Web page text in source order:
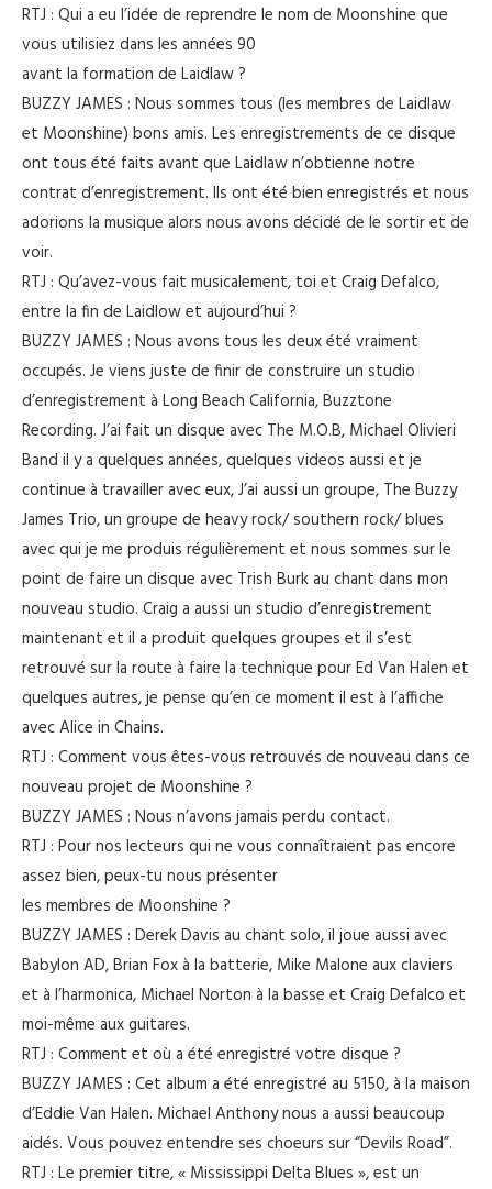
RTJ : Qui a eu l’idée de reprendre le nom de Moonshine que
vous utilisiez dans les années 90
avant la formation de Laidlaw ?
BUZZY JAMES : Nous sommes tous (les membres de Laidlaw
et Moonshine) bons amis. Les enregistrements de ce disque
ont tous été faits avant que Laidlaw n’obtienne notre
contrat d’enregistrement. Ils ont été bien enregistrés et nous
adorions la musique alors nous avons décidé de le sortir et de
voir.
RTJ : Qu’avez-vous fait musicalement, toi et Craig Defalco,
entre la fin de Laidlow et aujourd’hui ?
BUZZY JAMES : Nous avons tous les deux été vraiment
occupés. Je viens juste de finir de construire un studio
d’enregistrement à Long Beach California, Buzztone
Recording. J’ai fait un disque avec The M.O.B, Michael Olivieri
Band il y a quelques années, quelques videos aussi et je
continue à travailler avec eux, J’ai aussi un groupe, The Buzzy
James Trio, un groupe de heavy rock/ southern rock/ blues
avec qui je me produis régulièrement et nous sommes sur le
point de faire un disque avec Trish Burk au chant dans mon
nouveau studio. Craig a aussi un studio d’enregistrement
maintenant et il a produit quelques groupes et il s’est
retrouvé sur la route à faire la technique pour Ed Van Halen et
quelques autres, je pense qu’en ce moment il est à l’affiche
avec Alice in Chains.
RTJ : Comment vous êtes-vous retrouvés de nouveau dans ce
nouveau projet de Moonshine ?
BUZZY JAMES : Nous n’avons jamais perdu contact.
RTJ : Pour nos lecteurs qui ne vous connaîtraient pas encore
assez bien, peux-tu nous présenter
les membres de Moonshine ?
BUZZY JAMES : Derek Davis au chant solo, il joue aussi avec
Babylon AD, Brian Fox à la batterie, Mike Malone aux claviers
et à l’harmonica, Michael Norton à la basse et Craig Defalco et
moi-même aux guitares.
RTJ : Comment et où a été enregistré votre disque ?
BUZZY JAMES : Cet album a été enregistré au 5150, à la maison
d’Eddie Van Halen. Michael Anthony nous a aussi beaucoup
aidés. Vous pouvez entendre ses choeurs sur “Devils Road”.
RTJ : Le premier titre, « Mississippi Delta Blues », est un